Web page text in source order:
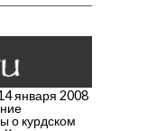
января 2008
о курдском